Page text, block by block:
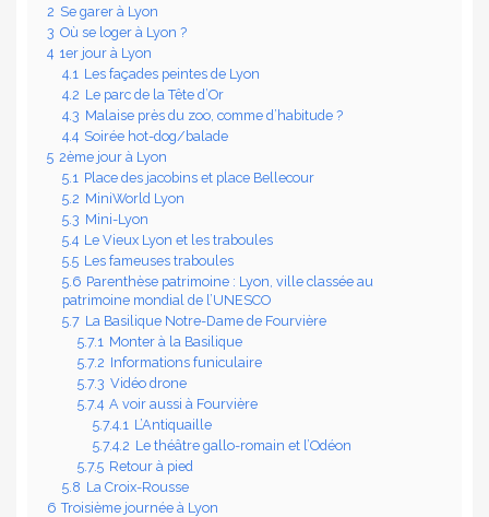
2 Se garer à Lyon
3 Où se loger à Lyon ?
4 1er jour à Lyon
4.1 Les façades peintes de Lyon
4.2 Le parc de la Tête d’Or
4.3 Malaise près du zoo, comme d’habitude ?
4.4 Soirée hot-dog/balade
5 2ème jour à Lyon
5.1 Place des jacobins et place Bellecour
5.2 MiniWorld Lyon
5.3 Mini-Lyon
5.4 Le Vieux Lyon et les traboules
5.5 Les fameuses traboules
5.6 Parenthèse patrimoine : Lyon, ville classée au
patrimoine mondial de l’UNESCO
5.7 La Basilique Notre-Dame de Fourvière
5.7.1 Monter à la Basilique
5.7.2 Informations funiculaire
5.7.3 Vidéo drone
5.7.4 A voir aussi à Fourvière
5.7.4.1 L’Antiquaille
5.7.4.2 Le théâtre gallo-romain et l’Odéon
5.7.5 Retour à pied
5.8 La Croix-Rousse
6 Troisième journée à Lyon